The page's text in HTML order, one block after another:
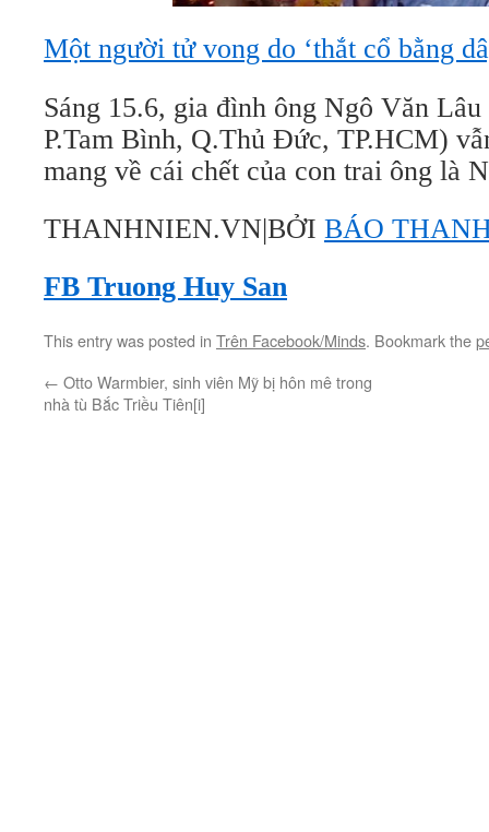
Một người tử vong do ‘thắt cổ bằng
Sáng 15.6, gia đình ông Ngô Văn
P.Tam Bình, Q.Thủ Đức, TP.HCM)
mang về cái chết của con trai ông là
THANHNIEN.VN|BỞI BÁO
FB Truong Huy San
This entry was posted in Trên Facebook/Minds. Bookmark the
← Otto Warmbier, sinh viên Mỹ bị hôn mê trong
nhà tù Bắc Triều Tiên[i]